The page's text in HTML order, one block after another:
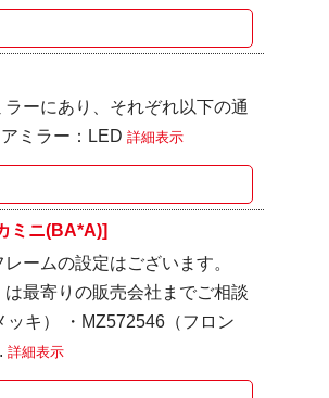
ーにあり、それぞれ以下の通
ミラー：LED 詳細表示
ミニ(BA*A)]
ームの設定はございます。
最寄りの販売会社までご相談
ッキ） ・MZ572546（フロン
詳細表示